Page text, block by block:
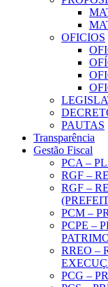
OFICIOS
PAUTAS
Transparência
Gestão Fiscal
PCA –
RGF –
RGF –
PCM –
PCPE –
RREO –
PCG –